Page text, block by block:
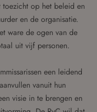
toezicht op het beleid en
en de organisatie.
ware de ogen van de
uit vijf personen.
een leidend
vanuit hun
visie in te brengen en